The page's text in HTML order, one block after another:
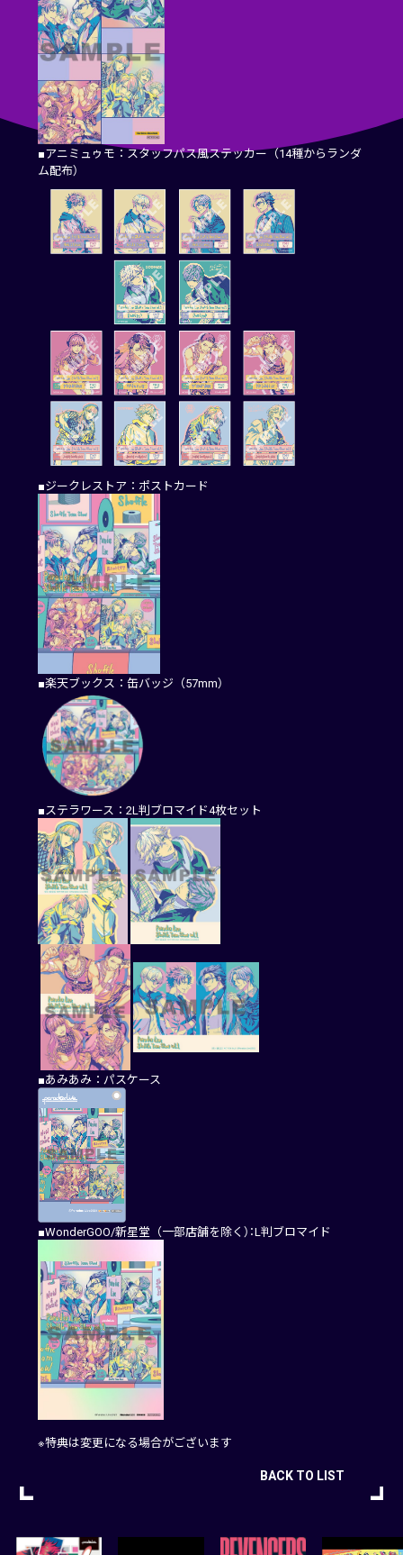
■アニミュゥモ：スタッフパス風ステッカー（14種からランダ
ム配布）
■ジークレストア：ポストカード
■楽天ブックス：缶バッジ（57mm）
■ステラワース：2L判ブロマイド4枚セット
■あみあみ：パスケース
■WonderGOO/新星堂（一部店舗を除く）：L判ブロマイド
※特典は変更になる場合がございます
BACK TO LIST